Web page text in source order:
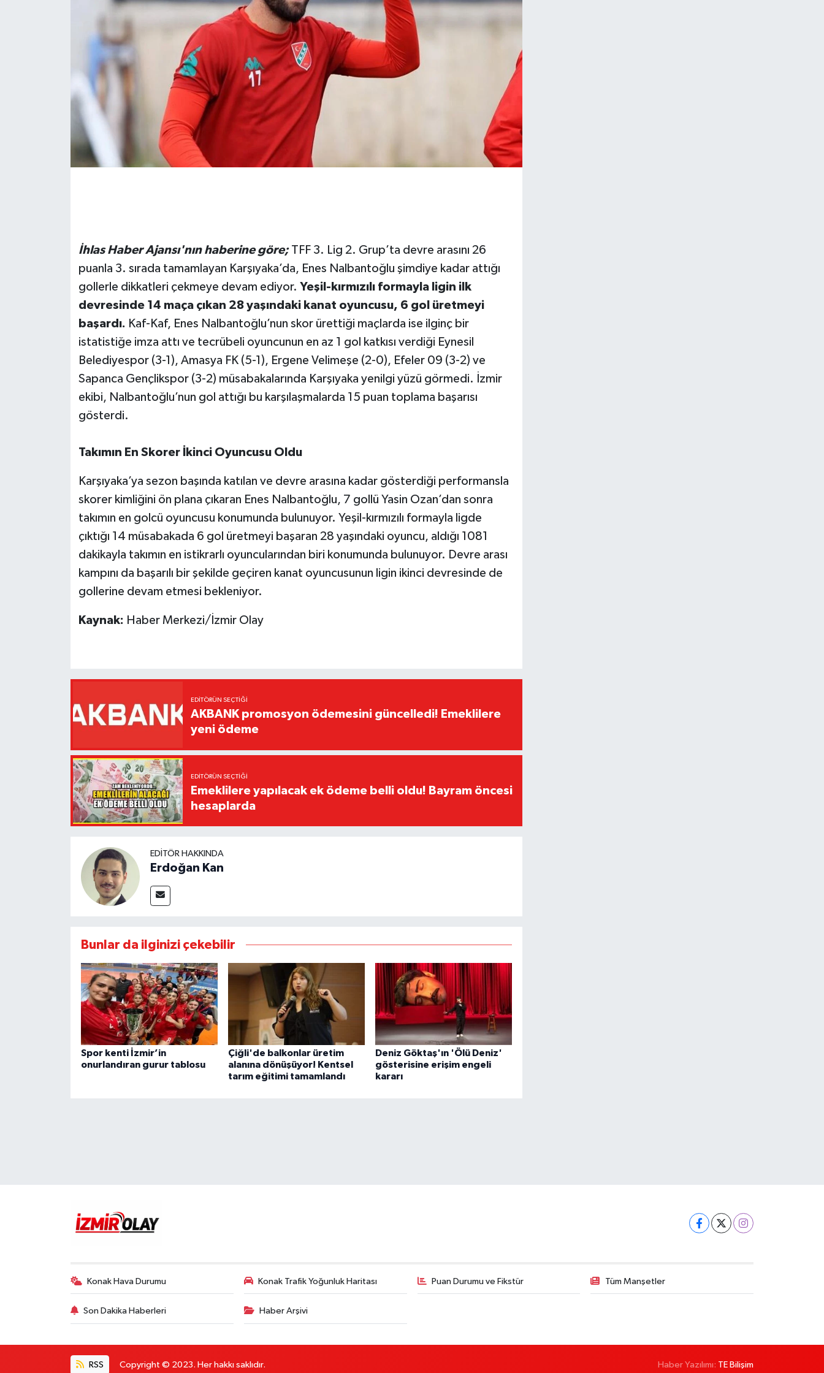
İhlas Haber Ajansı'nın haberine göre; TFF 3. Lig 2. Grup’ta devre arasını 26
puanla 3. sırada tamamlayan Karşıyaka’da, Enes Nalbantoğlu şimdiye kadar attığı
gollerle dikkatleri çekmeye devam ediyor. Yeşil-kırmızılı formayla ligin ilk
devresinde 14 maça çıkan 28 yaşındaki kanat oyuncusu, 6 gol üretmeyi
başardı. Kaf-Kaf, Enes Nalbantoğlu’nun skor ürettiği maçlarda ise ilginç bir
istatistiğe imza attı ve tecrübeli oyuncunun en az 1 gol katkısı verdiği Eynesil
Belediyespor (3-1), Amasya FK (5-1), Ergene Velimeşe (2-0), Efeler 09 (3-2) ve
Sapanca Gençlikspor (3-2) müsabakalarında Karşıyaka yenilgi yüzü görmedi. İzmir
ekibi, Nalbantoğlu’nun gol attığı bu karşılaşmalarda 15 puan toplama başarısı
gösterdi.
Takımın En Skorer İkinci Oyuncusu Oldu
Karşıyaka’ya sezon başında katılan ve devre arasına kadar gösterdiği performansla
skorer kimliğini ön plana çıkaran Enes Nalbantoğlu, 7 gollü Yasin Ozan’dan sonra
takımın en golcü oyuncusu konumunda bulunuyor. Yeşil-kırmızılı formayla ligde
çıktığı 14 müsabakada 6 gol üretmeyi başaran 28 yaşındaki oyuncu, aldığı 1081
dakikayla takımın en istikrarlı oyuncularından biri konumunda bulunuyor. Devre arası
kampını da başarılı bir şekilde geçiren kanat oyuncusunun ligin ikinci devresinde de
gollerine devam etmesi bekleniyor.
Kaynak: Haber Merkezi/İzmir Olay
EDITÖRÜN SEÇTIĞI
AKBANK promosyon ödemesini güncelledi! Emeklilere
yeni ödeme
EDITÖRÜN SEÇTIĞI
Emeklilere yapılacak ek ödeme belli oldu! Bayram öncesi
hesaplarda
EDITÖR HAKKINDA
Erdoğan Kan
Bunlar da ilginizi çekebilir
Spor kenti İzmir’in
onurlandıran gurur tablosu
Çiğli'de balkonlar üretim
alanına dönüşüyor! Kentsel
tarım eğitimi tamamlandı
Deniz Göktaş'ın 'Ölü Deniz'
gösterisine erişim engeli
kararı
Konak Hava Durumu Konak Trafik Yoğunluk Haritası Puan Durumu ve Fikstür Tüm Manşetler
Son Dakika Haberleri Haber Arşivi
RSS Copyright © 2023. Her hakkı saklıdır. Haber Yazılımı: TE Bilişim